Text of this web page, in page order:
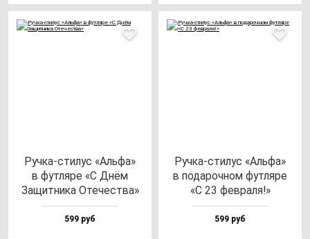
Руч­ка-сти­лус «Аль­фа»
в фут­ля­ре «С Днём
Защит­ни­ка Оте­чес­тва»
599 руб
Руч­ка-сти­лус «Аль­фа»
в по­да­роч­ном фут­ля­ре
«С 23 фев­ра­ля!»
599 руб